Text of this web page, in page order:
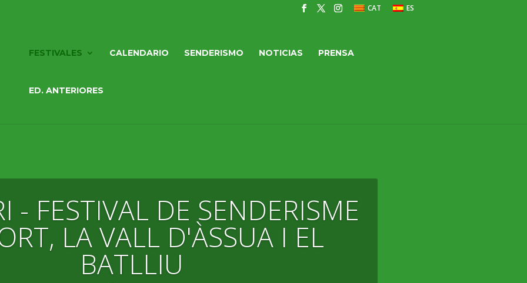
CAT ES
FESTIVALES CALENDARIO SENDERISMO NOTICIAS PRENSA
ED. ANTERIORES
- FESTIVAL DE SENDERISME
LA VALL D'ÀSSUA I EL
BATLLIU